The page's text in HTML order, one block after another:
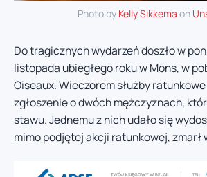
Photo by Kelly Sikkema on
Do tragicznych wydarzeń doszło w
listopada ubiegłego roku w Mons, w
Oiseaux. Wieczorem służby
zgłoszenie o dwóch mężczyznach,
stawu. Jednemu z nich udało się
mimo podjętej akcji ratunkowej, zmarł